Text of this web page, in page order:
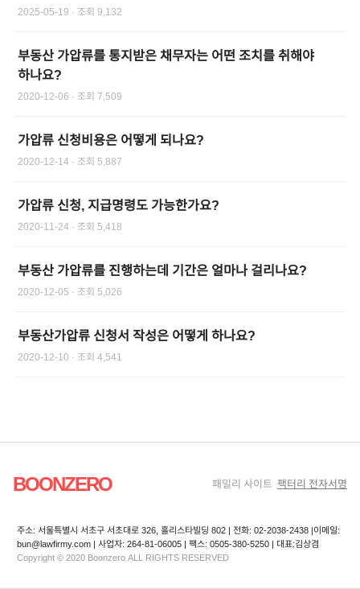
2025-05-19 · 조회 9,132
부동산 가압류를 통지받은 채무자는 어떤 조치를 취해야
하나요?
2020-12-06 · 조회 7,509
가압류 신청비용은 어떻게 되나요?
2020-12-14 · 조회 5,887
가압류 신청, 지급명령도 가능한가요?
2020-11-24 · 조회 5,418
부동산 가압류를 진행하는데 기간은 얼마나 걸리나요?
2020-12-05 · 조회 5,026
부동산가압류 신청서 작성은 어떻게 하나요?
2020-12-10 · 조회 4,541
BOONZERO 패밀리 사이트 팩터리 전자서명
주소: 서울특별시 서초구 서초대로 326, 홀리스타빌딩 802 | 전화: 02-2038-2438 |이메일:
bun@lawfirmy.com | 사업자: 264-81-06005 | 팩스: 0505-380-5250 | 대표:김상겸
Copyright © 2020 Boonzero ALL RIGHTS RESERVED